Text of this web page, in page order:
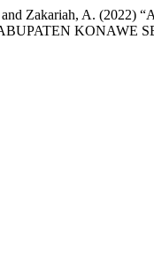
and Zakariah, A.
KONAWE